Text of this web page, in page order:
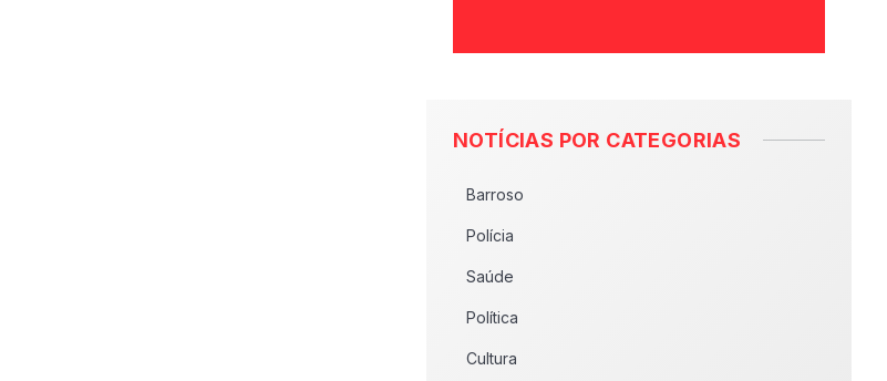
NOTÍCIAS POR CATEGORIAS
Barroso
Polícia
Saúde
Política
Cultura